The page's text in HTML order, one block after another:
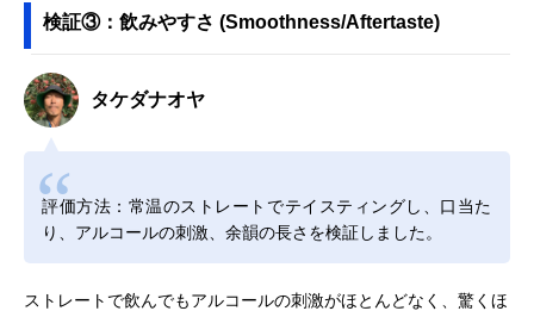
検証③：飲みやすさ (Smoothness/Aftertaste)
タケダナオヤ
評価方法：常温のストレートでテイスティングし、口当た
り、アルコールの刺激、余韻の長さを検証しました。
ストレートで飲んでもアルコールの刺激がほとんどなく、驚くほ